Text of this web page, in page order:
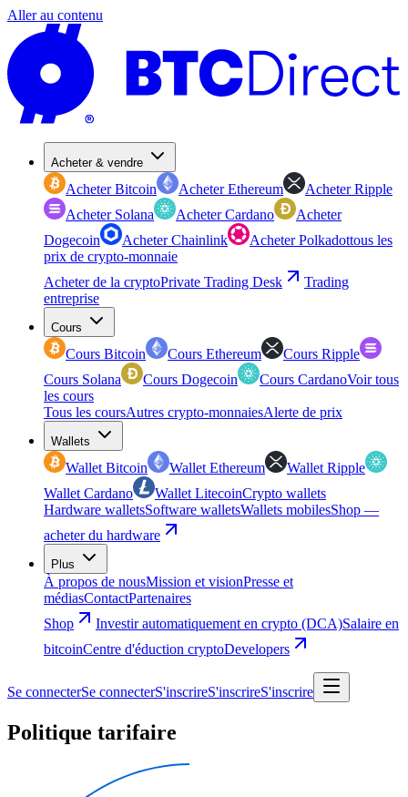
Aller au contenu
Acheter & vendre
Acheter Bitcoin Acheter Ethereum
Acheter Ripple
Acheter Solana
Acheter Cardano
Acheter
Dogecoin
Acheter Chainlink Acheter Polkadottous les
prix de crypto-monnaie
Acheter de la cryptoPrivate Trading Desk
Trading
entreprise
Cours
Cours Bitcoin Cours Ethereum
Cours Ripple
Cours Solana
Cours Dogecoin Cours CardanoVoir tous
les cours
Tous les coursAutres crypto-monnaiesAlerte de prix
Wallets
Wallet Bitcoin Wallet Ethereum
Wallet Ripple
Wallet Cardano
Wallet LitecoinCrypto wallets
Hardware walletsSoftware walletsWallets mobilesShop —
acheter du hardware
Plus
À propos de nousMission et visionPresse et
médiasContactPartenaires
Shop
Investir automatiquement en crypto (DCA)Salaire en
bitcoinCentre d'éduction cryptoDevelopers
Se connecterSe connecterS'inscrireS'inscrireS'inscrire
Politique tarifaire